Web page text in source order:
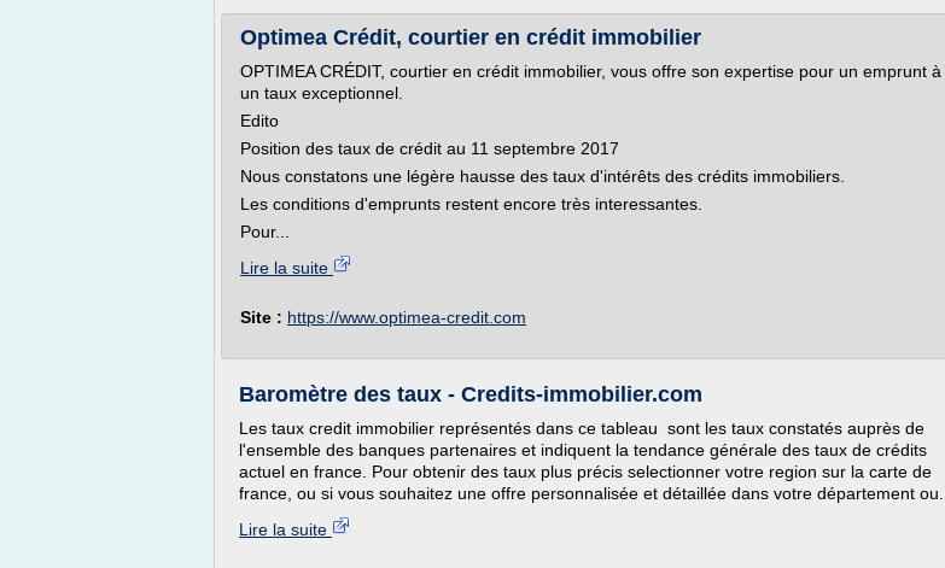
Optimea Crédit, courtier en crédit immobilier
OPTIMEA CRÉDIT, courtier en crédit immobilier, vous offre son expertise pour un emprunt à
un taux exceptionnel.
Edito
Position des taux de crédit au 11 septembre 2017
Nous constatons une légère hausse des taux d'intérêts des crédits immobiliers.
Les conditions d'emprunts restent encore très interessantes.
Pour...
Lire la suite
Site : https://www.optimea-credit.com
Baromètre des taux - Credits-immobilier.com
Les taux credit immobilier représentés dans ce tableau sont les taux constatés auprès de
l'ensemble des banques partenaires et indiquent la tendance générale des taux de crédits
actuel en france. Pour obtenir des taux plus précis selectionner votre region sur la carte de
france, ou si vous souhaitez une offre personnalisée et détaillée dans votre département ou...
Lire la suite